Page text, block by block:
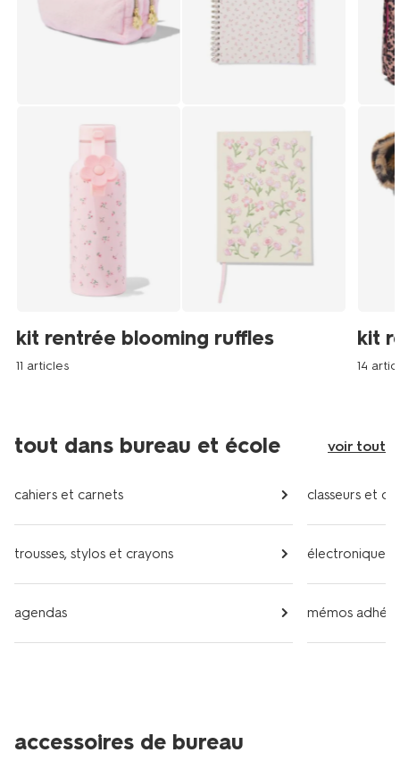
kit rentrée blooming ruffles
11 articles
kit
14
tout dans bureau et école voir tout
cahiers et carnets
trousses, stylos et crayons
agendas
classeurs et
électronique
mémos
accessoires de bureau